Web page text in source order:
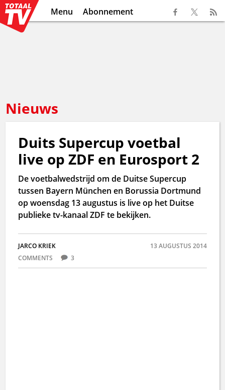
Menu Abonnement
Nieuws
Duits Supercup voetbal
live op ZDF en Eurosport 2
De voetbalwedstrijd om de Duitse Supercup
tussen Bayern München en Borussia Dortmund
op woensdag 13 augustus is live op het Duitse
publieke tv-kanaal ZDF te bekijken.
JARCO KRIEK
13 AUGUSTUS 2014
COMMENTS
3